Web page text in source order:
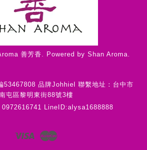
善芳香. Powered by Shan Aroma.
53467808 品牌Johhiel 聯繫地址：台中市
屯區黎明東街88號3樓
LineID:alysa1688888
Visa